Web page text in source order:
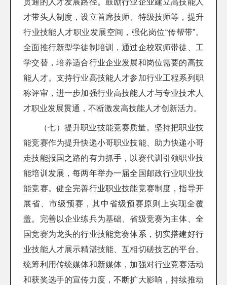
才带头人制度，设立首席技师、特级技师等，提升
行业技能人才职业发展空间，强化岗位“传帮带”。
全面推行新型学徒制培训，通过企校双师带徒、工
学交替，培养适合行业企业发展和岗位需要的高技
能人才。支持行业高技能人才参加行业工程系列职
称评审，进一步加强行业高技能人才与专业技术人
才职业发展贯通，不断激发高技能人才创新活力。
（七）提升职业技能竞赛质量。坚持把职业技
能竞赛作为提升快递小哥职业技能、助力快递小哥
走技能报国之路的有力抓手，以赛代训引领职业技
能培训发展，每两年举办一届全国邮政行业职业技
能竞赛。健全完善行业职业技能竞赛制度，指导开
展省、市级预赛，其中省级预赛原则上实现全覆
盖。完善以企业练兵为基础、省级竞赛为主体、全
国竞赛为龙头的行业技能竞赛体系，切实搭建好行
业技能人才展示精湛技能、互相切磋技艺的平台。
统筹利用传统媒体和新媒体，加强对行业竞赛活动
和获奖选手的宣传力度，不断扩大影响，持续推动